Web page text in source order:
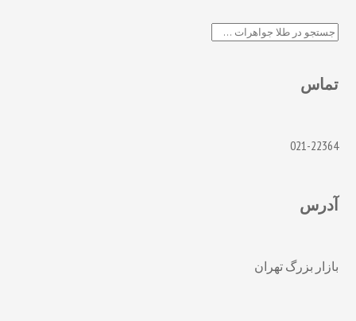
جستجو
تماس
021-22364
آدرس
بازار بزرگ تهران